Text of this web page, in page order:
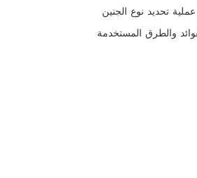
تحديد نوع الجنين
والطرق المستخدمة